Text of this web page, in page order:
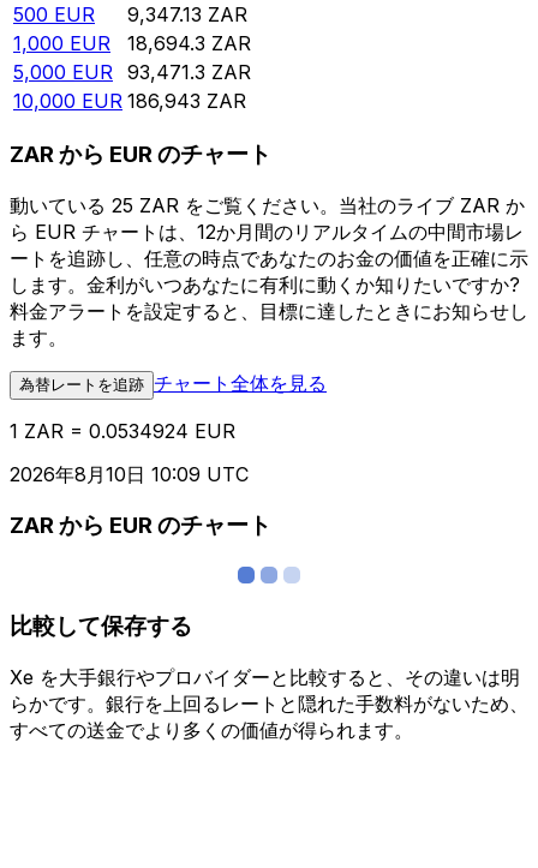
500 EUR 9,347.13 ZAR
1,000 EUR 18,694.3 ZAR
5,000 EUR 93,471.3 ZAR
10,000 EUR 186,943 ZAR
ZAR から EUR のチャート
動いている 25 ZAR をご覧ください。当社のライブ ZAR か
ら EUR チャートは、12か月間のリアルタイムの中間市場レ
ートを追跡し、任意の時点であなたのお金の価値を正確に示
します。金利がいつあなたに有利に動くか知りたいですか?
料金アラートを設定すると、目標に達したときにお知らせし
ます。
為替レートを追跡 チャート全体を見る
1 ZAR = 0.0534924 EUR
2026年8月10日 10:09 UTC
ZAR から EUR のチャート
比較して保存する
Xe を大手銀行やプロバイダーと比較すると、その違いは明
らかです。銀行を上回るレートと隠れた手数料がないため、
すべての送金でより多くの価値が得られます。